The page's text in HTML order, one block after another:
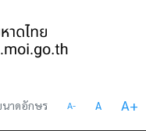
นาดอักษร A- A A+